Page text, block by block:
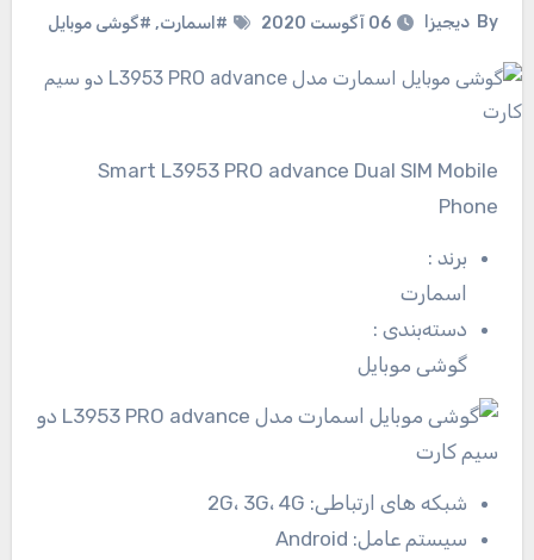
By دیجیزا 06 آگوست 2020 #اسمارت, #گوشی موبایل
Smart L3953 PRO advance Dual SIM Mobile
Phone
برند:
اسمارت
دسته‌بندی:
گوشی موبایل
شبکه های ارتباطی: 2G، 3G، 4G
سیستم عامل: Android